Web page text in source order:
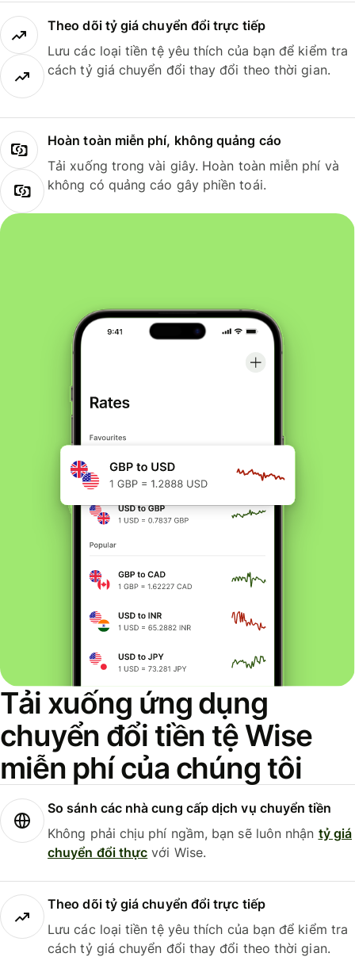
Theo dõi tỷ giá chuyển đổi trực tiếp
Lưu các loại tiền tệ yêu thích của bạn để kiểm tra
cách tỷ giá chuyển đổi thay đổi theo thời gian.
Hoàn toàn miễn phí, không quảng cáo
Tải xuống trong vài giây. Hoàn toàn miễn phí và
không có quảng cáo gây phiền toái.
Tải xuống ứng dụng
chuyển đổi tiền tệ Wise
miễn phí của chúng tôi
So sánh các nhà cung cấp dịch vụ chuyển tiền
Không phải chịu phí ngầm, bạn sẽ luôn nhận tỷ giá
chuyển đổi thực với Wise.
Theo dõi tỷ giá chuyển đổi trực tiếp
Lưu các loại tiền tệ yêu thích của bạn để kiểm tra
cách tỷ giá chuyển đổi thay đổi theo thời gian.